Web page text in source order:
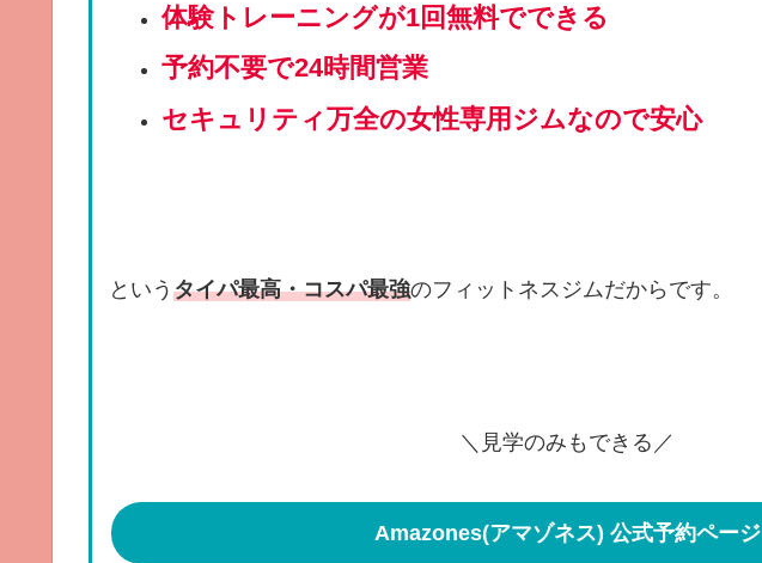
体験トレーニングが1回無料でできる
予約不要で24時間営業
セキュリティ万全の女性専用ジムなので安心
というタイパ最高・コスパ最強のフィットネスジムだからです。
＼見学のみもできる／
Amazones(アマゾネス) 公式予約ページ